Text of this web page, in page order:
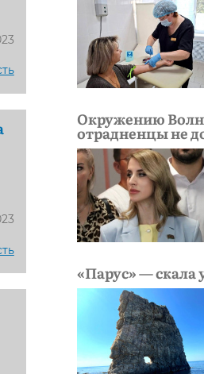
Окружению
отрадненцы не
«Парус» — скала